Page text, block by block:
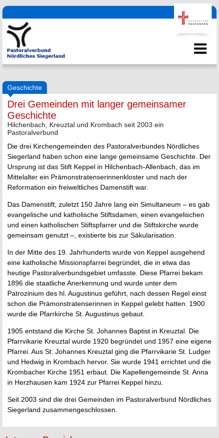
Geschichte
Drei Gemeinden mit langer gemeinsamer
Geschichte
Hilchenbach, Kreuztal und Krombach seit 2003 ein
Pastoralverbund
Die drei Kirchengemeinden des Pastoralverbundes Nördliches
Siegerland haben schon eine lange gemeinsame Geschichte. Der
Ursprung ist das Stift Keppel in Hilchenbach-Allenbach, das im
Mittelalter ein Prämonstratenserinnenkloster und nach der
Reformation ein freiweltliches Damenstift war.
Das Damenstift, zuletzt 150 Jahre lang ein Simultaneum – es gab
evangelische und katholische Stiftsdamen, einen evangelischen
und einen katholischen Stiftspfarrer und die Stiftskirche wurde
gemeinsam genutzt –, existierte bis zur Säkularisation.
In der Mitte des 19. Jahrhunderts wurde von Keppel ausgehend
eine katholische Missionspfarrei begründet, die in etwa das
heutige Pastoralverbundsgebiet umfasste. Diese Pfarrei bekam
1896 die staatliche Anerkennung und wurde unter dem
Patrozinium des hl. Augustinus geführt, nach dessen Regel einst
schon die Prämonstratenserinnen in Keppel gelebt hatten. 1900
wurde die Pfarrkirche St. Augustinus gebaut.
1905 entstand die Kirche St. Johannes Baptist in Kreuztal. Die
Pfarrvikarie Kreuztal wurde 1920 begründet und 1957 eine eigene
Pfarrei. Aus St. Johannes Kreuztal ging die Pfarrvikarie St. Ludger
und Hedwig in Krombach hervor. Sie wurde 1941 errichtet und die
Krombacher Kirche 1951 erbaut. Die Kapellengemeinde St. Anna
in Herzhausen kam 1924 zur Pfarrei Keppel hinzu.
Seit 2003 sind die drei Gemeinden im Pastoralverbund Nördliches
Siegerland zusammengeschlossen.